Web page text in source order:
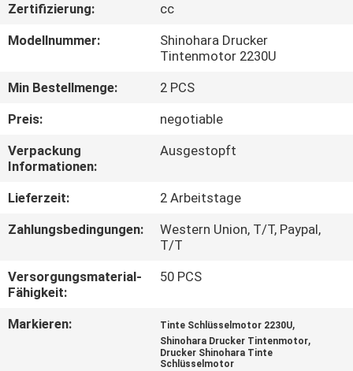
AUSFLUG
TRETEN
SIE
MIT
UNS
IN
FORDERN
SIE
Zertifizierung:
cc
Modellnummer:
Shinohara Drucker
Tintenmotor 2230U
Min Bestellmenge:
2 PCS
Preis:
negotiable
Verpackung
Informationen:
Ausgestopft
Lieferzeit:
2 Arbeitstage
Zahlungsbedingungen:
Western Union, T/T, Paypal,
T/T
Versorgungsmaterial-
Fähigkeit:
50 PCS
Markieren: Tinte Schlüsselmotor 2230U,
Shinohara Drucker Tintenmotor,
Drucker Shinohara Tinte
Schlüsselmotor